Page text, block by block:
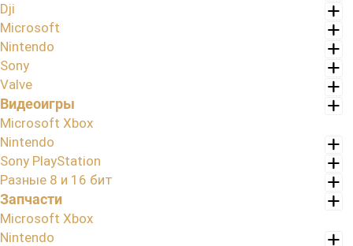
Dji
Microsoft
Nintendo
Sony
Valve
Видеоигры
Microsoft Xbox
Nintendo
Sony PlayStation
Разные 8 и 16 бит
Запчасти
Microsoft Xbox
Nintendo